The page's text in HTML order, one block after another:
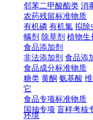
邻苯二甲酸酯类 消
农药残留标准物质
有机磷 有机氯 拟除
螨剂 除草剂 植物生
食品添加剂
非法添加剂 食品添
食品成分标准物质
糖类 黄酮 氨基酸
它
食品专项标准物质
国抽专项 盲样考核
环境